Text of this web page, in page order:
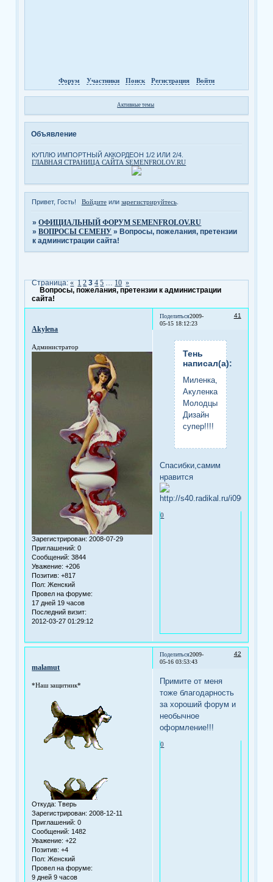
Форум Участники Поиск Регистрация Войти
Активные темы
Объявление
КУПЛЮ ИМПОРТНЫЙ АККОРДЕОН 1/2 ИЛИ 2/4.
ГЛАВНАЯ СТРАНИЦА САЙТА SEMENFROLOV.RU
Привет, Гость! Войдитеили зарегистрируйтесь.
»ОФИЦИАЛЬНЫЙ ФОРУМ SEMENFROLOV.RU
»ВОПРОСЫ СЕМЕНУ » Вопросы, пожелания, претензии
к администрации сайта!
Вопросы, пожелания, претензии к администрации
сайта!
Страница:« 1 2 3 4 5 … 10 »
Поделиться 41
2009-
05-15 18:12:23
Akylena
Администратор
Зарегистрирован: 2008-07-29
Приглашений: 0
Сообщений: 3844
Уважение: +206
Позитив: +817
Пол: Женский
Провел на форуме:
17 дней 19 часов
Последний визит:
2012-03-27 01:29:12
Тень
написал(а):
Миленка,
Акуленка!!
Молодцы!!
Дизайн
супер!!!!
Спасибки,самим
нравится
0
Поделиться 42
2009-
05-16 03:53:43
malamut
*Наш защитник*
Откуда: Тверь
Зарегистрирован: 2008-12-11
Приглашений: 0
Сообщений: 1482
Уважение: +22
Позитив: +4
Пол: Женский
Провел на форуме:
9 дней 9 часов
Примите от меня
тоже благодарность
за хороший форум и
необычное
оформление!!!
0